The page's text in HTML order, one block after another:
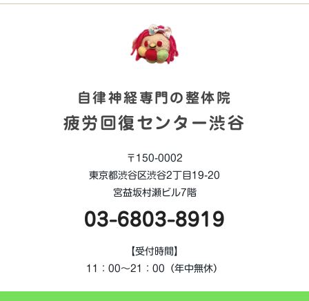
自律神経専門の整体院
疲労回復センター渋谷
〒150-0002
東京都渋谷区渋谷2丁目19-20
宮益坂村瀬ビル7階
03-6803-8919
【受付時間】
11：00～21：00（年中無休）